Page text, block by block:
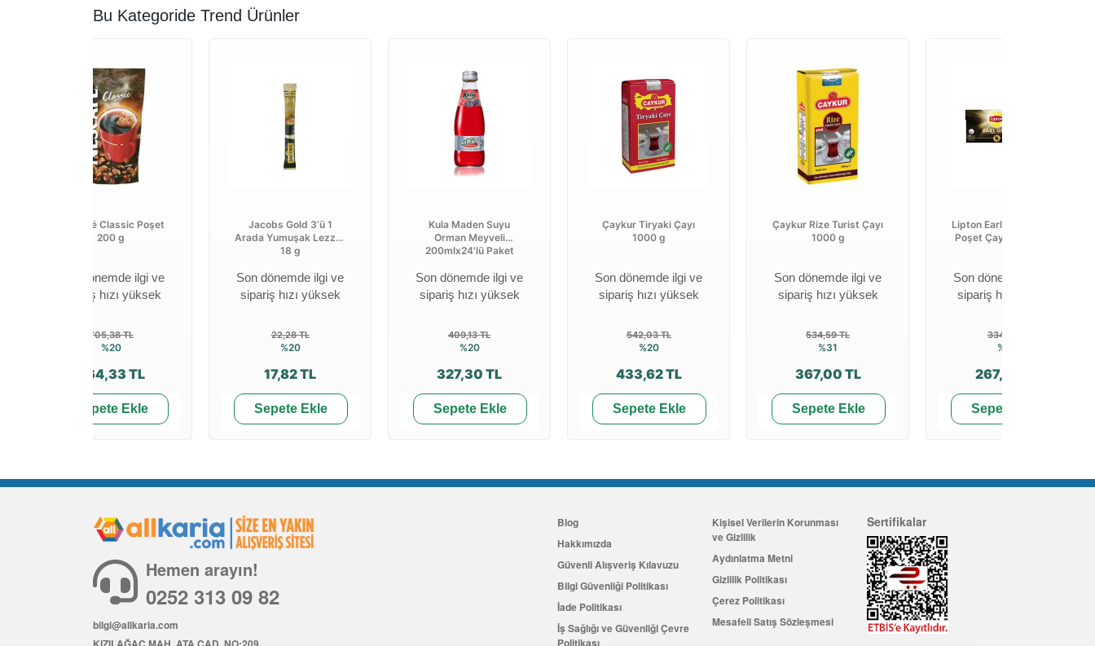
Bu Kategoride Trend Ürünler
Nescafé Classic Poşet
200 g
Son dönemde ilgi ve
sipariş hızı yüksek
705,38 TL
%20
564,33 TL
Sepete Ekle
Jacobs Gold 3’ü 1
Arada Yumuşak Lezzet
18 g
Son dönemde ilgi ve
sipariş hızı yüksek
22,28 TL
%20
17,82 TL
Sepete Ekle
Kula Maden Suyu
Orman Meyveli
200mlx24'lü Paket
Son dönemde ilgi ve
sipariş hızı yüksek
409,13 TL
%20
327,30 TL
Sepete Ekle
Çaykur Tiryaki Çayı
1000 g
Son dönemde ilgi ve
sipariş hızı yüksek
542,03 TL
%20
433,62 TL
Sepete Ekle
Çaykur Rize Turist Çayı
1000 g
Son dönemde ilgi ve
sipariş hızı yüksek
534,59 TL
%31
367,00 TL
Sepete Ekle
Lipton Earl Grey Demlik
Poşet Çay 100 × 3,2 g
Son dönemde ilgi ve
sipariş hızı yüksek
334,11 TL
%20
267,29 TL
Sepete Ekle
Hemen arayın!
0252 313 09 82
bilgi@allkaria.com
Blog
Hakkımızda
Güvenli Alışveriş Kılavuzu
Bilgi Güvenliği Politikası
İade Politikası
İş Sağlığı ve Güvenliği Çevre
Politikası
Kişisel Verilerin Korunması
ve Gizlilik
Aydınlatma Metni
Gizlilik Politikası
Çerez Politikası
Mesafeli Satış Sözleşmesi
Sertifikalar